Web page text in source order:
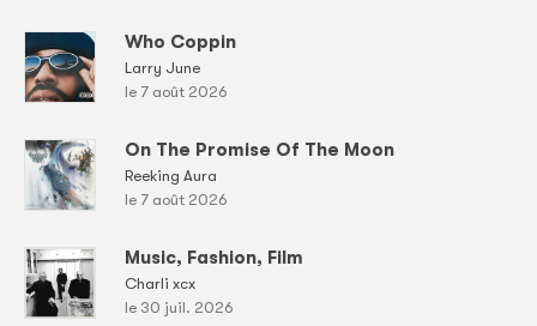
Who Coppin
Larry June
le 7 août 2026
On The Promise Of The Moon
Reeking Aura
le 7 août 2026
Music, Fashion, Film
Charli xcx
le 30 juil. 2026